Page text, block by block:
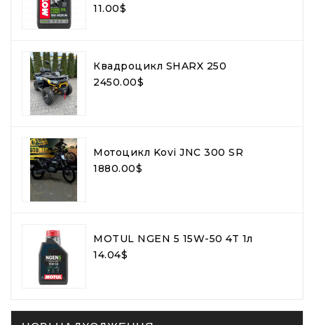
11.00$
Квадроцикл SHARX 250
2450.00$
Мотоцикл Kovi JNC 300 SR
1880.00$
MOTUL NGEN 5 15W-50 4T 1л
14.04$